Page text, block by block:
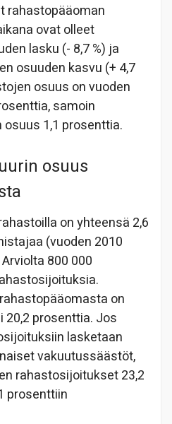
rahastopääoman
ovat olleet
lasku (- 8,7 %) ja
osuuden kasvu (+ 4,7
osuus on vuoden
samoin
1,1 prosenttia.
osuus
on yhteensä 2,6
(vuoden 2010
800 000
on
20,2 prosenttia. Jos
lasketaan
vakuutussäästöt,
rahastosijoitukset 23,2
prosenttiin